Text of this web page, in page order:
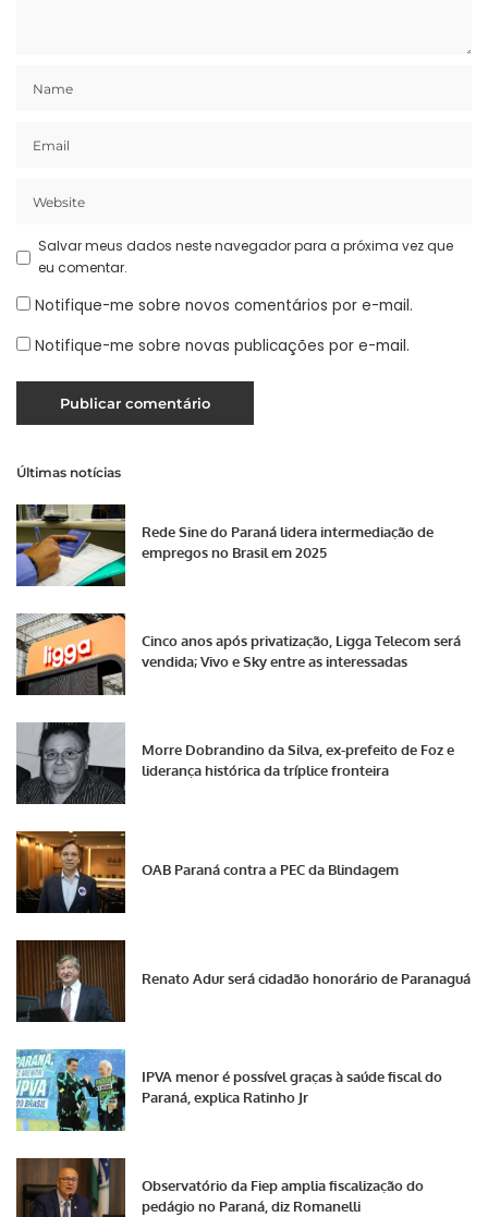
Salvar meus dados neste navegador para a próxima vez que
eu comentar.
Notifique-me sobre novos comentários por e-mail.
Notifique-me sobre novas publicações por e-mail.
Últimas notícias
Rede Sine do Paraná lidera intermediação de
empregos no Brasil em 2025
Cinco anos após privatização, Ligga Telecom será
vendida; Vivo e Sky entre as interessadas
Morre Dobrandino da Silva, ex-prefeito de Foz e
liderança histórica da tríplice fronteira
OAB Paraná contra a PEC da Blindagem
Renato Adur será cidadão honorário de Paranaguá
IPVA menor é possível graças à saúde fiscal do
Paraná, explica Ratinho Jr
Observatório da Fiep amplia fiscalização do
pedágio no Paraná, diz Romanelli